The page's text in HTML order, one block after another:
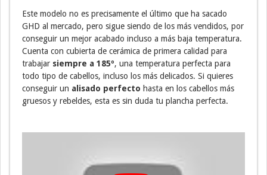
Este modelo no es precisamente el último que ha sacado
GHD al mercado, pero sigue siendo de los más vendidos, por
conseguir un mejor acabado incluso a más baja temperatura.
Cuenta con cubierta de cerámica de primera calidad para
trabajar siempre a 185º, una temperatura perfecta para
todo tipo de cabellos, incluso los más delicados. Si quieres
conseguir un alisado perfecto hasta en los cabellos más
gruesos y rebeldes, esta es sin duda tu plancha perfecta.